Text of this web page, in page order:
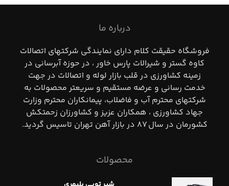
درباره ما
فروشگاه حقيقت كلام داراي نمايندگي شركتهاي اتصالات
كاوه گستر و شيرالات پارس خاور ، در حوزه آبرساني در
زمينه كشاورزي در قلب بازار لوله و اتصالات در جهت
خدمت رساني و عرضه مستقيم و سريعتر محصولات به
شركتهاي محترم آب و فاضلاب، پيمانكاران محترم وزارت
جهاد كشاورزي ، همكاران عزيز و كشاورزان زحمتكش
كشورمان در سال ٨٧ در بازار آهن تهران تاسيس گرديد.
محصولات